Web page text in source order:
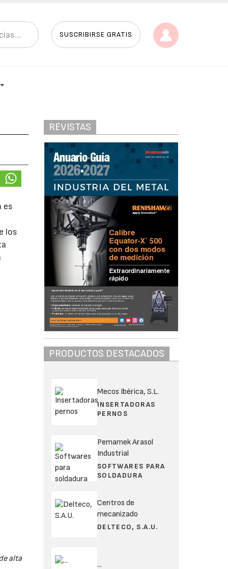
SUSCRIBIRSE GRATIS
es
los
alta
REVISTAS
PRODUCTOS DESTACADOS
Mecos Ibérica, S.L.
INSERTADORAS
PERNOS
Pemamek Arasol
Industrial
SOFTWARES PARA
SOLDADURA
Centros de
mecanizado
DELTECO, S.A.U.
...